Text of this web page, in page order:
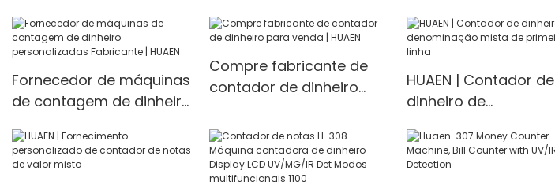
massa
denominação mista
Fornecedor de máquinas
de contagem de dinheiro
Fabricante | HUAEN
Compre fabricante de
contador de dinheiro
HUAEN | Contador de
dinheiro de
primeira linha